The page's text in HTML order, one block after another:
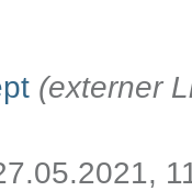
(externer